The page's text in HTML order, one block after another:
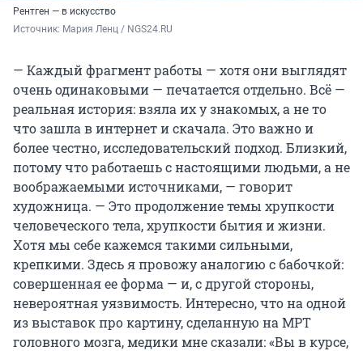
Рентген — в искусство
Источник: Мария Ленц / NGS24.RU
— Каждый фрагмент работы — хотя они выглядят
очень одинаковыми — печатается отдельно. Всё —
реальная история: взяла их у знакомых, а не то
что зашла в интернет и скачала. Это важно и
более честно, исследовательский подход. Близкий,
потому что работаешь с настоящими людьми, а не
воображаемыми источниками, — говорит
художница. — Это продолжение темы хрупкости
человеческого тела, хрупкости бытия и жизни.
Хотя мы себе кажемся такими сильными,
крепкими. Здесь я провожу аналогию с бабочкой:
совершенная ее форма — и, с другой стороны,
невероятная уязвимость. Интересно, что на одной
из выставок про картину, сделанную на МРТ
головного мозга, медики мне сказали: «Вы в курсе,